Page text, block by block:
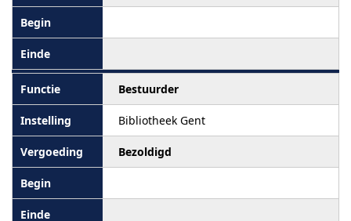
Bestuurder
Bibliotheek Gent
Bezoldigd